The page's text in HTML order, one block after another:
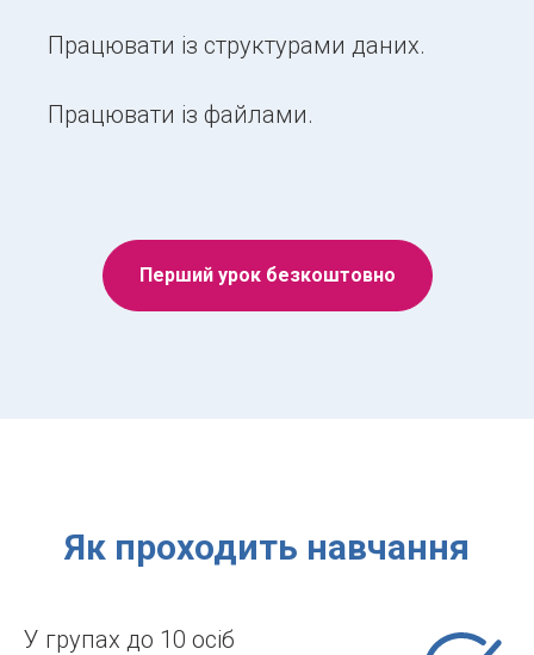
Працювати із структурами даних.
Працювати із файлами.
Перший урок безкоштовно
Як проходить навчання
У групах до 10 осіб